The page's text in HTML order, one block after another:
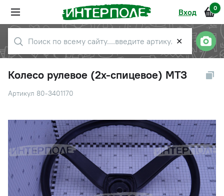
Вход 0
✕
Колесо рулевое (2х-спицевое) МТЗ
Артикул 80-3401170